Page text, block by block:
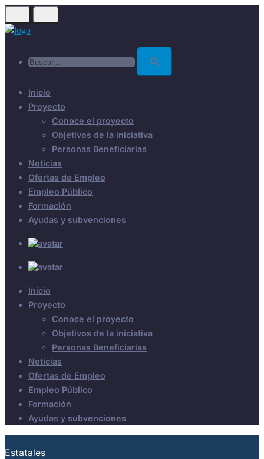
Skip
to
Inicio
Proyecto
Conoce el proyecto
Objetivos de la iniciativa
Personas Beneficiarias
Noticias
Ofertas de Empleo
Empleo Público
Formación
Ayudas y subvenciones
Inicio
Proyecto
Conoce el proyecto
Objetivos de la iniciativa
Personas Beneficiarias
Noticias
Ofertas de Empleo
Empleo Público
Formación
Ayudas y subvenciones
Estatales